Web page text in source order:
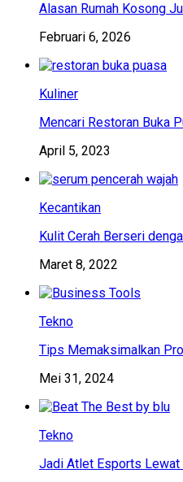
Alasan Rumah Kosong
Februari 6, 2026
Kuliner
Mencari Restoran Buka
April 5, 2023
Kecantikan
Kulit Cerah Berseri
Maret 8, 2022
Tekno
Tips Memaksimalkan
Mei 31, 2024
Tekno
Jadi Atlet Esports Lewat